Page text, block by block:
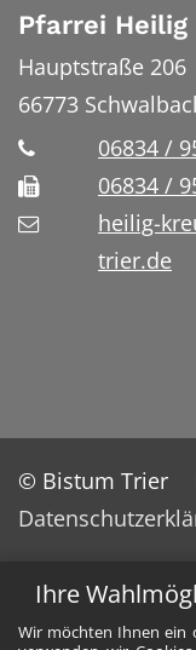
Ihre
Wir möchten Ihnen ein
Pfarrei
Hauptstraße 206
66773
06834 /
06834 /
heilig-
trier.de
© Bistum Trier